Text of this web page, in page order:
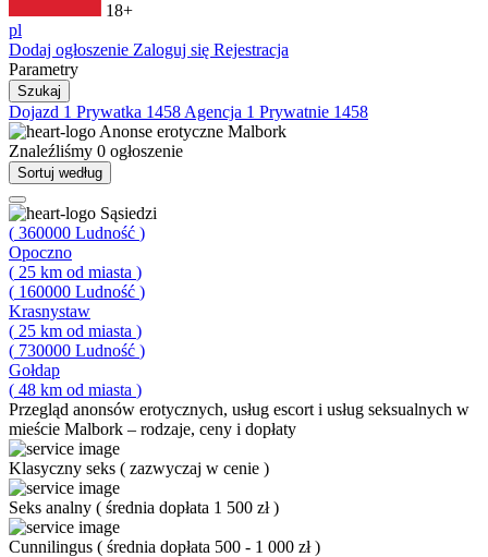
18+
pl
Dodaj ogłoszenie Zaloguj się Rejestracja
Parametry
Szukaj
Dojazd 1 Prywatka 1458 Agencja 1 Prywatnie 1458
Anonse erotyczne Malbork
Znaleźliśmy 0 ogłoszenie
Sortuj według
Sąsiedzi
( 360000 Ludność )
Opoczno
( 25 km od miasta )
( 160000 Ludność )
Krasnystaw
( 25 km od miasta )
( 730000 Ludność )
Gołdap
( 48 km od miasta )
Przegląd anonsów erotycznych, usług escort i usług seksualnych w
mieście Malbork – rodzaje, ceny i dopłaty
Klasyczny seks ( zazwyczaj w cenie )
Seks analny ( średnia dopłata 1 500 zł)
Cunnilingus ( średnia dopłata 500 - 1 000 zł)